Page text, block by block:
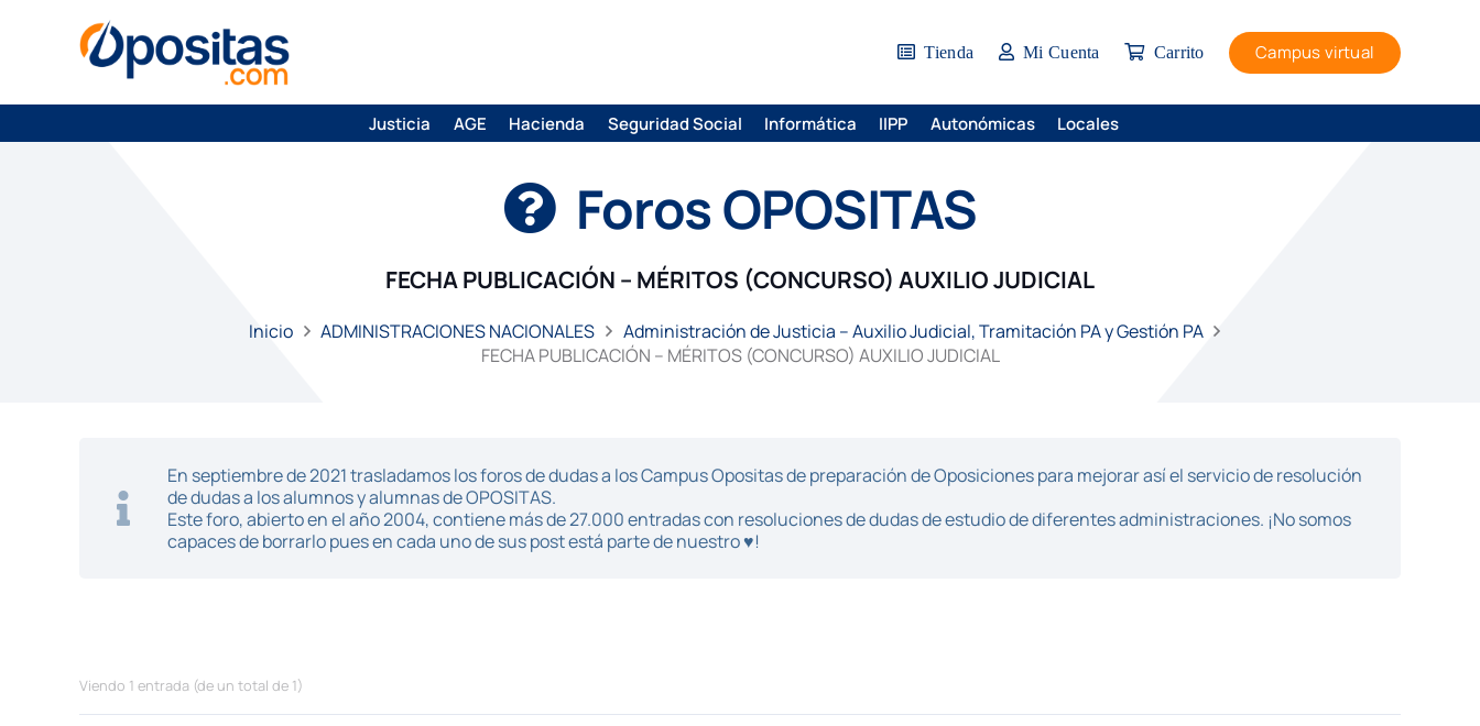
Tienda Mi Cuenta Carrito Campus virtual
Justicia AGE Hacienda Seguridad Social Informática IIPP Autonómicas Locales
Foros OPOSITAS
FECHA PUBLICACIÓN – MÉRITOS (CONCURSO) AUXILIO JUDICIAL
Inicio ADMINISTRACIONES NACIONALES
Administración de Justicia – Auxilio Judicial, Tramitación PA y Gestión PA
FECHA PUBLICACIÓN – MÉRITOS (CONCURSO) AUXILIO JUDICIAL
En septiembre de 2021 trasladamos los foros de dudas a los Campus Opositas de preparación de Oposiciones para mejorar así el servicio de resolución
de dudas a los alumnos y alumnas de OPOSITAS.
Este foro, abierto en el año 2004, contiene más de 27.000 entradas con resoluciones de dudas de estudio de diferentes administraciones. ¡No somos
capaces de borrarlo pues en cada uno de sus post está parte de nuestro ♥!
Viendo 1 entrada (de un total de 1)